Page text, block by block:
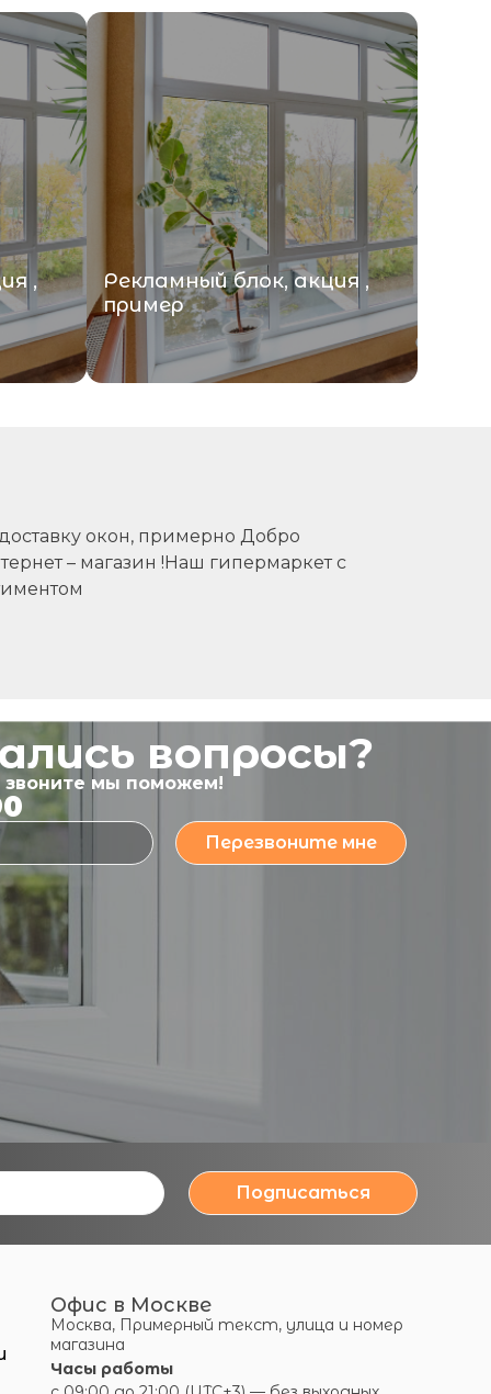
,
Рекламный блок, акция ,
пример
окон, примерно Добро
– магазин !Наш гипермаркет с
вопросы?
звоните мы поможем!
Перезвоните мне
Подписаться
Офис в Москве
Москва, Примерный текст, улица и номер
магазина
Часы работы